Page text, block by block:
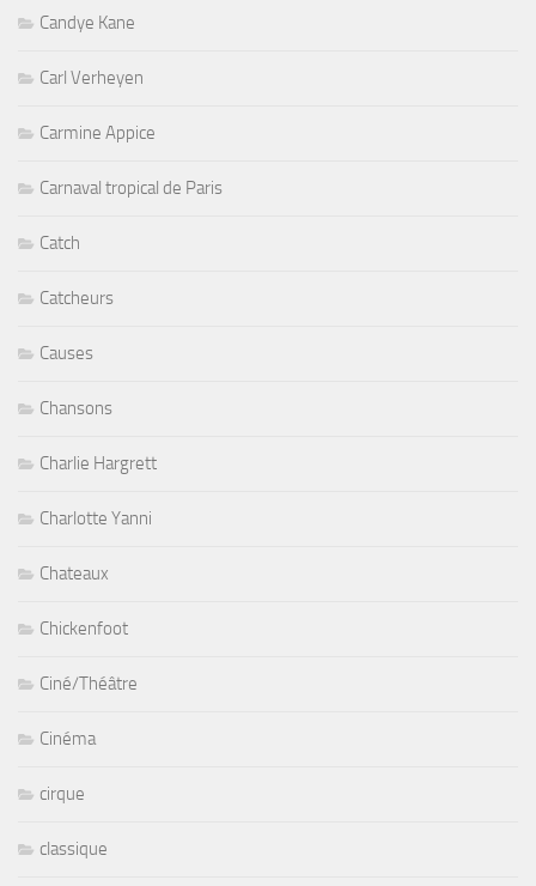
Candye Kane
Carl Verheyen
Carmine Appice
Carnaval tropical de Paris
Catch
Catcheurs
Causes
Chansons
Charlie Hargrett
Charlotte Yanni
Chateaux
Chickenfoot
Ciné/Théâtre
Cinéma
cirque
classique